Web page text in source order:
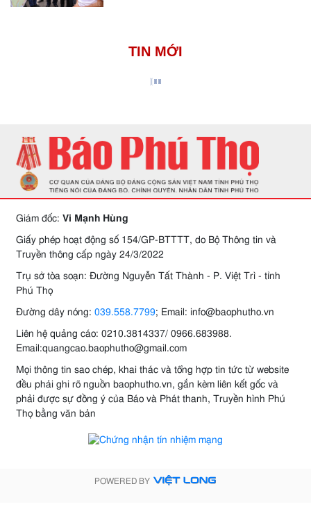
TIN MỚI
Giám đốc: Vi Mạnh Hùng
Giấy phép hoạt động số 154/GP-BTTTT, do Bộ Thông tin và
Truyền thông cấp ngày 24/3/2022
Trụ sở tòa soạn: Đường Nguyễn Tất Thành - P. Việt Trì - tỉnh
Phú Thọ
Đường dây nóng: 039.558.7799; Email: info@baophutho.vn
Liên hệ quảng cáo: 0210.3814337/ 0966.683988.
Email:quangcao.baophutho@gmail.com
Mọi thông tin sao chép, khai thác và tổng hợp tin tức từ website
đều phải ghi rõ nguồn baophutho.vn, gắn kèm liên kết gốc và
phải được sự đồng ý của Báo và Phát thanh, Truyền hình Phú
Thọ bằng văn bản
POWERED BY